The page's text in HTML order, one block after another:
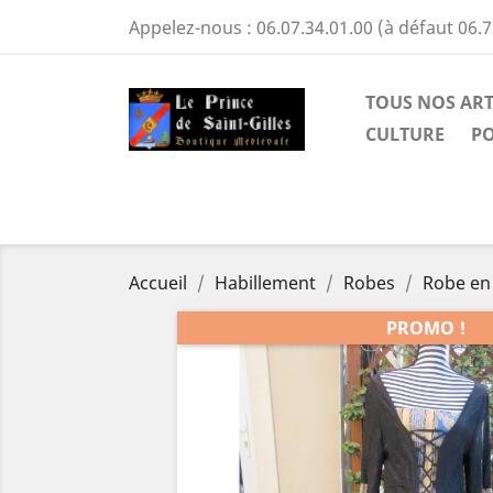
Appelez-nous : 06.07.34.01.00 (à défaut
TOUS NOS
CULTURE
Accueil Habillement Robes
Robe
PROMO !